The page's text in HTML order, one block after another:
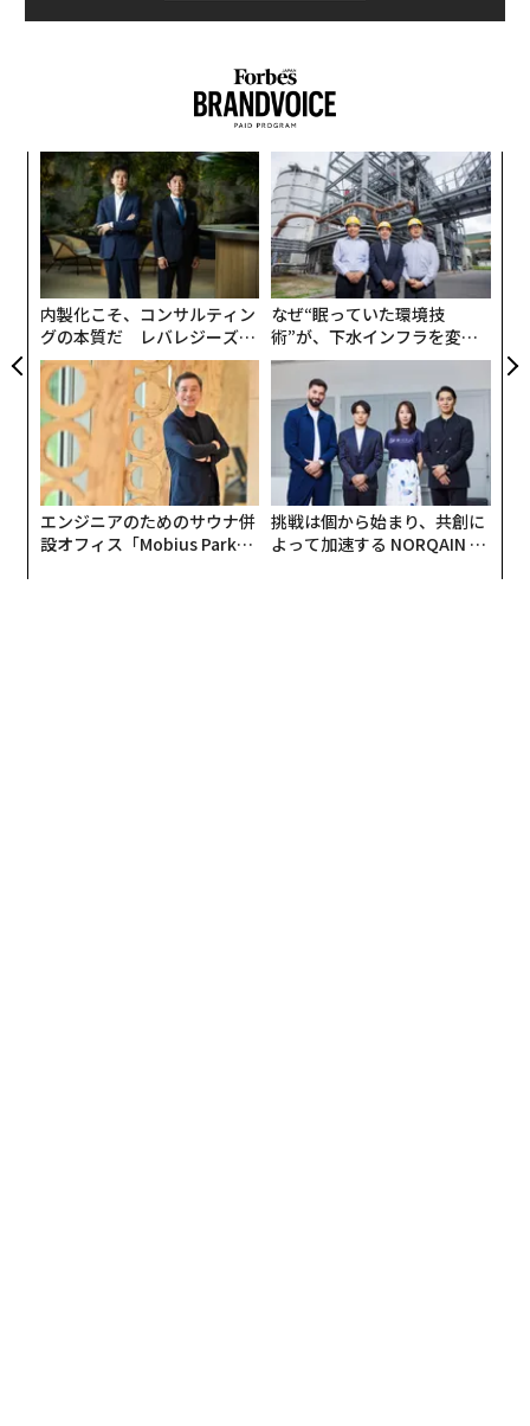
内製化こそ、コンサルティン
グの本質だ レバレジーズが
実践する、次世代ファームの
全貌
なぜ“眠っていた環境技
術”が、下水インフラを変え
たのか──産総研×月島JFE
アクアソリューションの10年
エンジニアのためのサウナ併
設オフィス「Mobius Park」
挑戦は個から始まり、共創に
よって加速する NORQAIN JA